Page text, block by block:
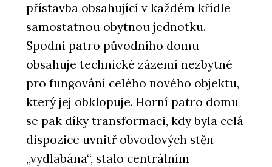
přístavba obsahující v každém křídle
samostatnou obytnou jednotku.
Spodní patro původního domu
obsahuje technické zázemí nezbytné
pro fungování celého nového objektu,
který jej obklopuje. Horní patro domu
se pak díky transformaci, kdy byla celá
dispozice uvnitř obvodových stěn
„vydlabána“, stalo centrálním